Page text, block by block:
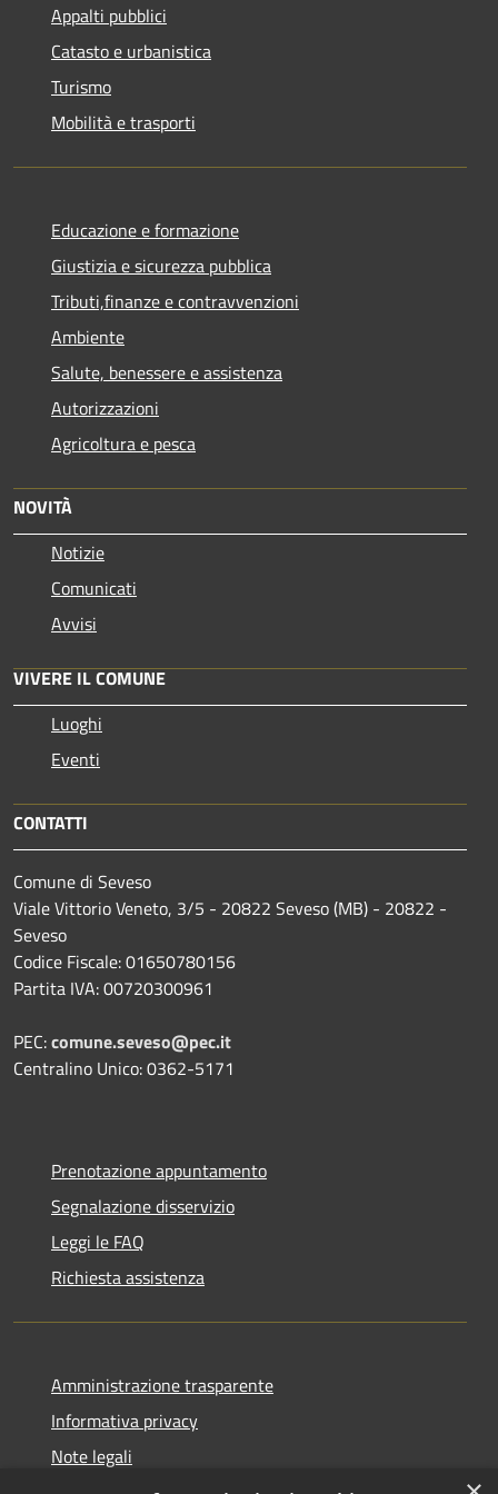
Appalti pubblici
Catasto e urbanistica
Turismo
Mobilità e trasporti
Educazione e formazione
Giustizia e sicurezza pubblica
Tributi,finanze e contravvenzioni
Ambiente
Salute, benessere e assistenza
Autorizzazioni
Agricoltura e pesca
NOVITÀ
Notizie
Comunicati
Avvisi
VIVERE IL COMUNE
Luoghi
Eventi
CONTATTI
Comune di Seveso
Viale Vittorio Veneto, 3/5 - 20822 Seveso (MB) - 20822 -
Seveso
Codice Fiscale: 01650780156
Partita IVA: 00720300961
PEC:comune.seveso@pec.it
Centralino Unico: 0362-5171
Prenotazione appuntamento
Segnalazione disservizio
Leggi le FAQ
Richiesta assistenza
Amministrazione trasparente
Informativa privacy
Note legali